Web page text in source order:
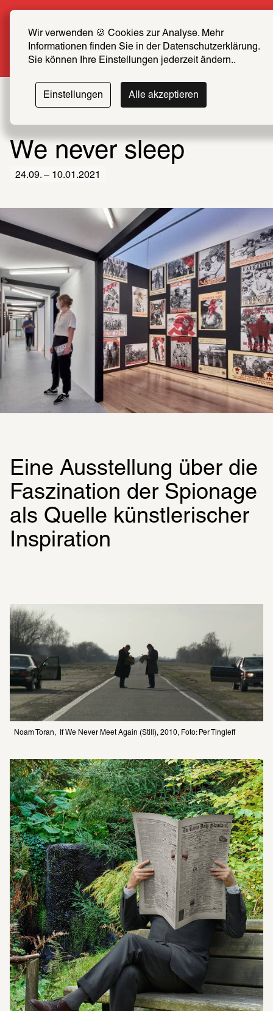
Wir verwenden 🍪 Cookies zur Analyse. Mehr
Informationen finden Sie in der Datenschutzerklärung.
Sie können Ihre Einstellungen jederzeit ändern..
Einstellungen Alle akzeptieren
FREUND*IN werden
Mehr erfahren
We never sleep
24.09. – 10.01.2021
Eine Ausstellung über die
Faszi­na­ti­on der Spio­nage
als Quelle künst­le­ri­scher
Inspi­ra­tion
Noam Toran,  If We Never Meet Again (Still), 2010, Foto: Per Tingleff